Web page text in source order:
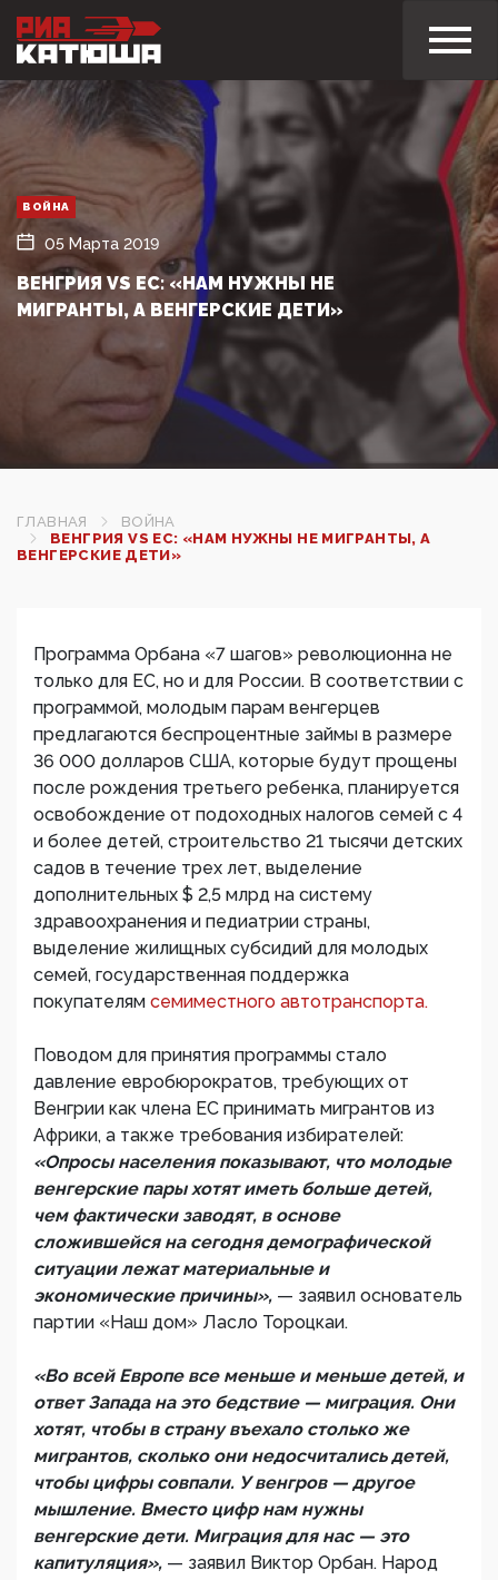
ВОЙНА
05 Марта 2019
ВЕНГРИЯ VS ЕС: «НАМ НУЖНЫ НЕ
МИГРАНТЫ, А ВЕНГЕРСКИЕ ДЕТИ»
ГЛАВНАЯ
ВОЙНА
ВЕНГРИЯ VS ЕС: «НАМ НУЖНЫ НЕ МИГРАНТЫ, А
ВЕНГЕРСКИЕ ДЕТИ»
Программа Орбана «7 шагов» революционна не
только для ЕС, но и для России. В соответствии с
программой, молодым парам венгерцев
предлагаются беспроцентные займы в размере
36 000 долларов США, которые будут прощены
после рождения третьего ребенка, планируется
освобождение от подоходных налогов семей с 4
и более детей, строительство 21 тысячи детских
садов в течение трех лет, выделение
дополнительных $ 2,5 млрд на систему
здравоохранения и педиатрии страны,
выделение жилищных субсидий для молодых
семей, государственная поддержка
покупателям семиместного автотранспорта.
Поводом для принятия программы стало
давление евробюрократов, требующих от
Венгрии как члена ЕС принимать мигрантов из
Африки, а также требования избирателей:
«Опросы населения показывают, что молодые
венгерские пары хотят иметь больше детей,
чем фактически заводят, в основе
сложившейся на сегодня демографической
ситуации лежат материальные и
экономические причины», — заявил основатель
партии «Наш дом» Ласло Тороцкаи.
«Во всей Европе все меньше и меньше детей, и
ответ Запада на это бедствие — миграция. Они
хотят, чтобы в страну въехало столько же
мигрантов, сколько они недосчитались детей,
чтобы цифры совпали. У венгров — другое
мышление. Вместо цифр нам нужны
венгерские дети. Миграция для нас — это
капитуляция», — заявил Виктор Орбан. Народ